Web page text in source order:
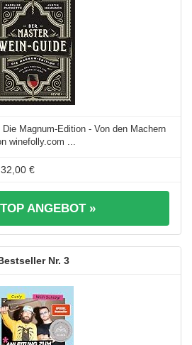
Magnum-Edition - Von den Machern
winefolly.com ...
32,00 €
ANGEBOT »
3